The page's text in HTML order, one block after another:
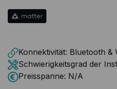
Konnektivität: Bluetooth &
Schwierigkeitsgrad der
Preisspanne: N/A